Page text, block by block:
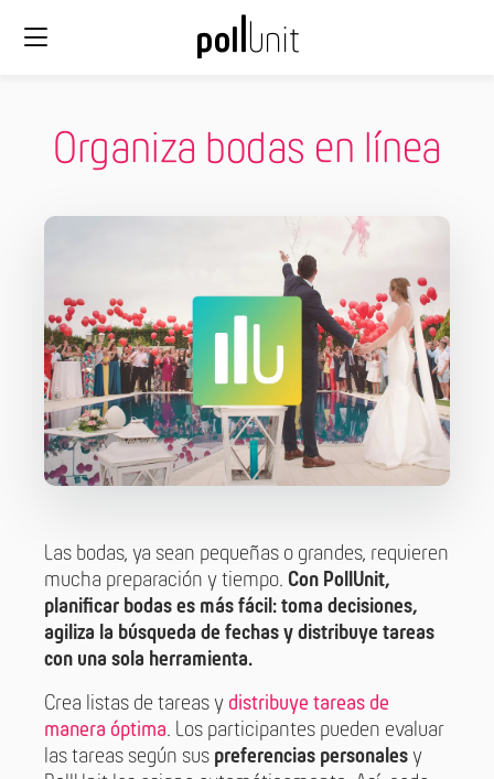
Organiza bodas en línea
Las bodas, ya sean pequeñas o grandes, requieren
mucha preparación y tiempo. Con PollUnit,
planificar bodas es más fácil: toma decisiones,
agiliza la búsqueda de fechas y distribuye tareas
con una sola herramienta.
Crea listas de tareas y distribuye tareas de
manera óptima. Los participantes pueden evaluar
las tareas según sus preferencias personales y